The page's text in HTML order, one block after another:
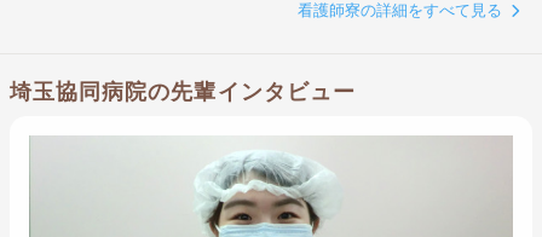
看護師寮の詳細をすべて見る
埼玉協同病院の先輩インタビュー